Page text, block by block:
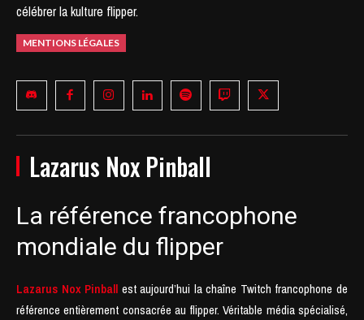
célébrer la kulture flipper.
MENTIONS LÉGALES
Lazarus Nox Pinball
La référence francophone
mondiale du flipper
Lazarus Nox Pinball est aujourd’hui la chaîne Twitch francophone de
référence entièrement consacrée au flipper. Véritable média spécialisé,